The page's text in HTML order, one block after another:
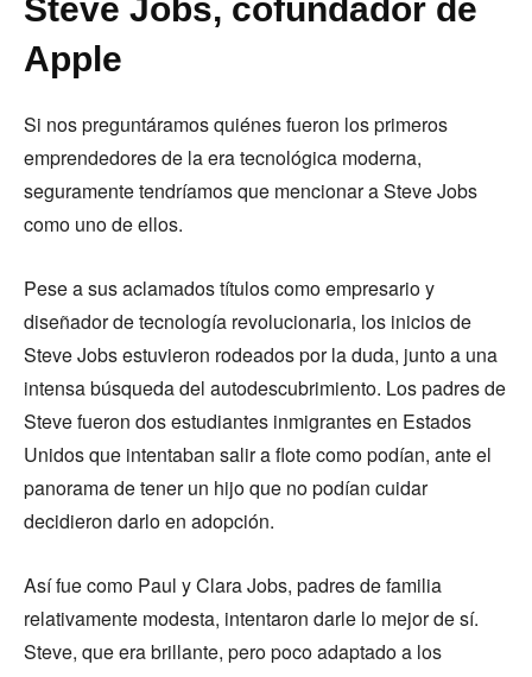
Steve Jobs, cofundador de
Apple
Si nos preguntáramos quiénes fueron los primeros
emprendedores de la era tecnológica moderna,
seguramente tendríamos que mencionar a Steve Jobs
como uno de ellos.
Pese a sus aclamados títulos como empresario y
diseñador de tecnología revolucionaria, los inicios de
Steve Jobs estuvieron rodeados por la duda, junto a una
intensa búsqueda del autodescubrimiento. Los padres de
Steve fueron dos estudiantes inmigrantes en Estados
Unidos que intentaban salir a flote como podían, ante el
panorama de tener un hijo que no podían cuidar
decidieron darlo en adopción.
Así fue como Paul y Clara Jobs, padres de familia
relativamente modesta, intentaron darle lo mejor de sí.
Steve, que era brillante, pero poco adaptado a los